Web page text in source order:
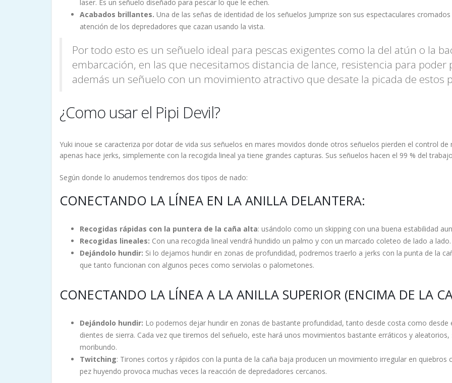
laser. Es un señuelo diseñado para pescar lo que le echen.
Acabados brillantes. Una de las señas de identidad de los señuelos Jumprize son sus espectaculares
atención de los depredadores que cazan usando la vista.
Por todo esto es un señuelo ideal para pescas exigentes como la del atún o la
embarcación, en las que necesitamos distancia de lance, resistencia para
además un señuelo con un movimiento atractivo que desate la picada de estos
¿Como usar el Pipi Devil?
Yuki inoue se caracteriza por dotar de vida sus señuelos en mares movidos donde otros señuelos pierden el control de
apenas hace jerks, simplemente con la recogida lineal ya tiene grandes capturas. Sus señuelos hacen el 99 % del
Según donde lo anudemos tendremos dos tipos de nado:
CONECTANDO LA LÍNEA EN LA ANILLA DELANTERA:
Recogidas rápidas con la puntera de la caña alta: usándolo como un skipping con una buena estabilidad
Recogidas lineales: Con una recogida lineal vendrá hundido un palmo y con un marcado coleteo de lado a lado.
Dejándolo hundir: Si lo dejamos hundir en zonas de profundidad, podremos traerlo a jerks con la punta de la
que tanto funcionan con algunos peces como serviolas o palometones.
CONECTANDO LA LÍNEA A LA ANILLA SUPERIOR (ENCIMA DE LA
Dejándolo hundir: Lo podemos dejar hundir en zonas de bastante profundidad, tanto desde costa como
dientes de sierra. Cada vez que tiremos del señuelo, este hará unos movimientos bastante erráticos y
moribundo.
Twitching: Tirones cortos y rápidos con la punta de la caña baja producen un movimiento irregular en
pez huyendo provoca muchas veces la reacción de depredadores cercanos.